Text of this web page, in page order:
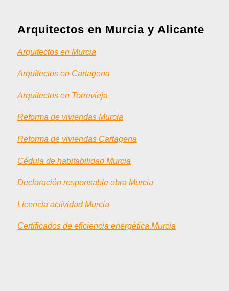
Arquitectos en Murcia y Alicante
Arquitectos en Murcia
Arquitectos en Cartagena
Arquitectos en Torrevieja
Reforma de viviendas Murcia
Reforma de viviendas Cartagena
Cédula de habitabilidad Murcia
Declaración responsable obra Murcia
Licencia actividad Murcia
Certificados de eficiencia energética Murcia